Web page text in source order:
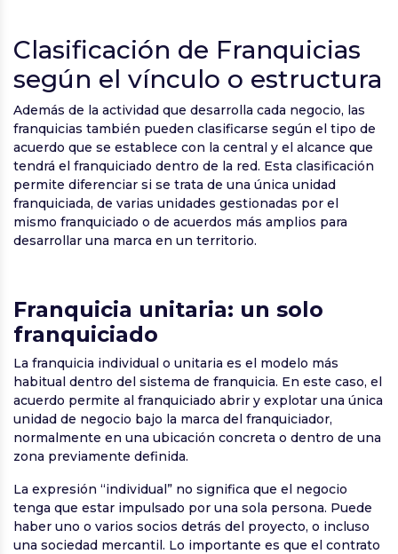
Clasificación de Franquicias
según el vínculo o estructura
Además de la actividad que desarrolla cada negocio, las
franquicias también pueden clasificarse según el tipo de
acuerdo que se establece con la central y el alcance que
tendrá el franquiciado dentro de la red. Esta clasificación
permite diferenciar si se trata de una única unidad
franquiciada, de varias unidades gestionadas por el
mismo franquiciado o de acuerdos más amplios para
desarrollar una marca en un territorio.
Franquicia unitaria: un solo
franquiciado
La franquicia individual o unitaria es el modelo más
habitual dentro del sistema de franquicia. En este caso, el
acuerdo permite al franquiciado abrir y explotar una única
unidad de negocio bajo la marca del franquiciador,
normalmente en una ubicación concreta o dentro de una
zona previamente definida.
La expresión “individual” no significa que el negocio
tenga que estar impulsado por una sola persona. Puede
haber uno o varios socios detrás del proyecto, o incluso
una sociedad mercantil. Lo importante es que el contrato